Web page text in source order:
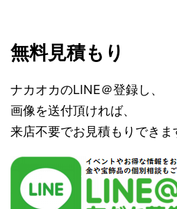
無料見積もり
ナカオカのLINE＠登録し、
画像を送付頂ければ、
来店不要でお見積もりでき